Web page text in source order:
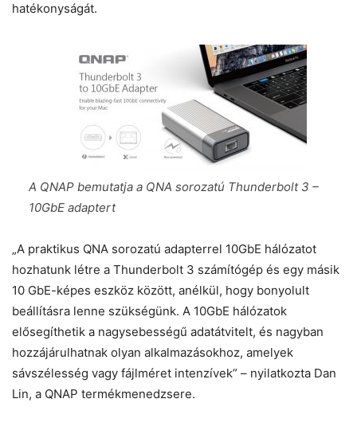
hatékonyságát.
A QNAP bemutatja a QNA sorozatú Thunderbolt 3 –
10GbE adaptert
„A praktikus QNA sorozatú adapterrel 10GbE hálózatot
hozhatunk létre a Thunderbolt 3 számítógép és egy másik
10 GbE-képes eszköz között, anélkül, hogy bonyolult
beállításra lenne szükségünk. A 10GbE hálózatok
elősegíthetik a nagysebességű adatátvitelt, és nagyban
hozzájárulhatnak olyan alkalmazásokhoz, amelyek
sávszélesség vagy fájlméret intenzívek” – nyilatkozta Dan
Lin, a QNAP termékmenedzsere.